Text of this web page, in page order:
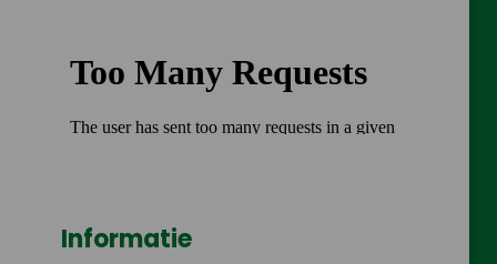
Informatie